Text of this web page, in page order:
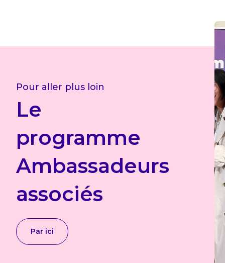
Pour aller plus loin
Le
programme
Ambassadeurs
associés
Par ici